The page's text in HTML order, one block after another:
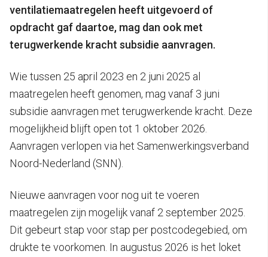
ventilatiemaatregelen heeft uitgevoerd of
opdracht gaf daartoe, mag dan ook met
terugwerkende kracht subsidie aanvragen.
Wie tussen 25 april 2023 en 2 juni 2025 al
maatregelen heeft genomen, mag vanaf 3 juni
subsidie aanvragen met terugwerkende kracht. Deze
mogelijkheid blijft open tot 1 oktober 2026.
Aanvragen verlopen via het Samenwerkingsverband
Noord-Nederland (SNN).
Nieuwe aanvragen voor nog uit te voeren
maatregelen zijn mogelijk vanaf 2 september 2025.
Dit gebeurt stap voor stap per postcodegebied, om
drukte te voorkomen. In augustus 2026 is het loket